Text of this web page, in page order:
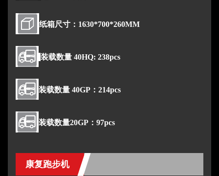
纸箱尺寸：1630*700*260MM
装载数量 40HQ: 238pcs
装载数量 40GP：214pcs
装载数量20GP：97pcs
康复跑步机